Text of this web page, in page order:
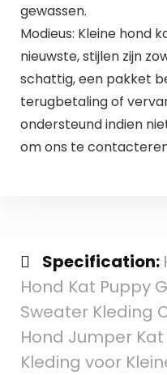
gewassen.
Modieus: Kleine hond
nieuwste, stijlen zijn
schattig, een pakket
terugbetaling of
ondersteund indien
om ons te
Specification:
Hond Kat Puppy
Sweater Kleding
Hond Jumper
Kleding voor